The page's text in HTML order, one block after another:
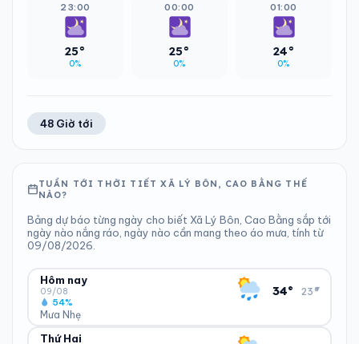
23:00
25°
0%
00:00
25°
0%
01:00
24°
0%
48 Giờ tới
TUẦN TỚI THỜI TIẾT XÃ LÝ BÔN, CAO BẰNG THẾ
NÀO?
Bảng dự báo từng ngày cho biết Xã Lý Bôn, Cao Bằng sắp tới
ngày nào nắng ráo, ngày nào cần mang theo áo mưa, tính từ
09/08/2026.
Hôm nay
09/08
Mưa Nhẹ
54%
34° 23°
▾
ĐỘ ẨM
Thứ Hai